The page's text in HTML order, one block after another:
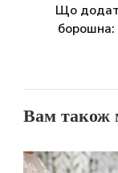
Що
борошна:
Вам також